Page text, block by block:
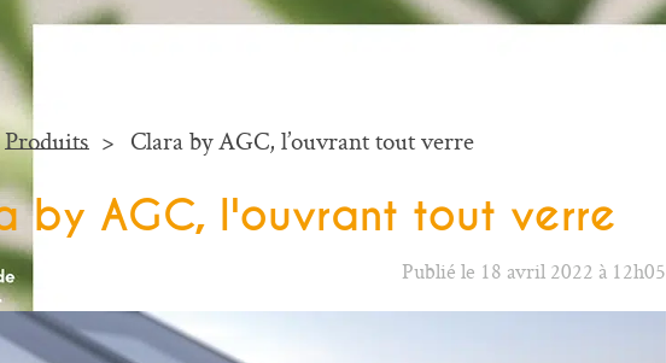
Produits Clara by AGC, l’ouvrant tout verre
by AGC, l'ouvrant tout verre
Publié le 18 avril 2022 à 12h05